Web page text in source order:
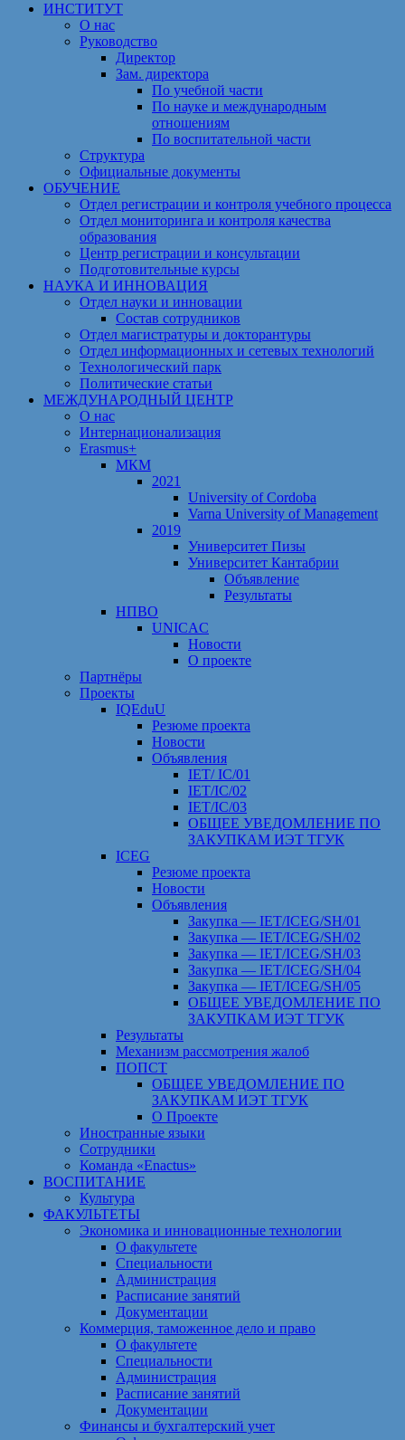
ИНСТИТУТ
О нас
Руководство
Директор
Зам. директора
По учебной части
По науке и международным
отношениям
По воспитательной части
Структура
Официальные документы
ОБУЧЕНИЕ
Отдел регистрации и контроля учебного процесса
Отдел мониторинга и контроля качества
образования
Центр регистрации и консультации
Подготовительные курсы
НАУКА И ИННОВАЦИЯ
Отдел науки и инновации
Состав сотрудников
Отдел магистратуры и докторантуры
Отдел информационных и сетевых технологий
Технологический парк
Политические статьи
МЕЖДУНАРОДНЫЙ ЦЕНТР
О нас
Интернационализация
Erasmus+
МКМ
2021
University of Cordoba
Varna University of Management
2019
Университет Пизы
Университет Кантабрии
Объявление
Результаты
НПВО
UNICAC
Новости
О проекте
Партнёры
Проекты
IQEduU
Резюме проекта
Новости
Объявления
IET/ IC/01
IET/IC/02
IET/IC/03
ОБЩЕЕ УВЕДОМЛЕНИЕ ПО
ЗАКУПКАМ ИЭТ ТГУК
ICEG
Резюме проекта
Новости
Объявления
Закупка — IET/ICEG/SH/01
Закупка — IET/ICEG/SH/02
Закупка — IET/ICEG/SH/03
Закупка — IET/ICEG/SH/04
Закупка — IET/ICEG/SH/05
ОБЩЕЕ УВЕДОМЛЕНИЕ ПО
ЗАКУПКАМ ИЭТ ТГУК
Результаты
Механизм рассмотрения жалоб
ПОПСТ
ОБЩЕЕ УВЕДОМЛЕНИЕ ПО
ЗАКУПКАМ ИЭТ ТГУК
О Проекте
Иностранные языки
Сотрудники
Команда «Enactus»
ВОСПИТАНИЕ
Культура
ФАКУЛЬТЕТЫ
Экономика и инновационные технологии
О факультете
Специальности
Администрация
Расписание занятий
Документации
Коммерция, таможенное дело и право
О факультете
Специальности
Администрация
Расписание занятий
Документации
Финансы и бухгалтерский учет